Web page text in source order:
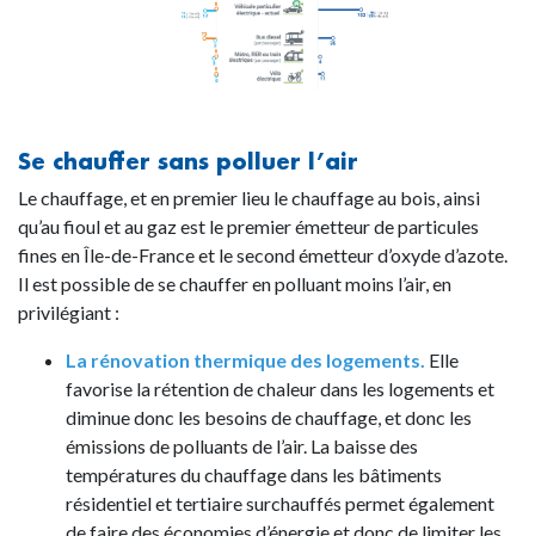
Se chauffer sans polluer l’air
Le chauffage, et en premier lieu le chauffage au bois, ainsi
qu’au fioul et au gaz est le premier émetteur de particules
fines en Île-de-France et le second émetteur d’oxyde d’azote.
Il est possible de se chauffer en polluant moins l’air, en
privilégiant :
La rénovation thermique des logements. Elle
favorise la rétention de chaleur dans les logements et
diminue donc les besoins de chauffage, et donc les
émissions de polluants de l’air. La baisse des
températures du chauffage dans les bâtiments
résidentiel et tertiaire surchauffés permet également